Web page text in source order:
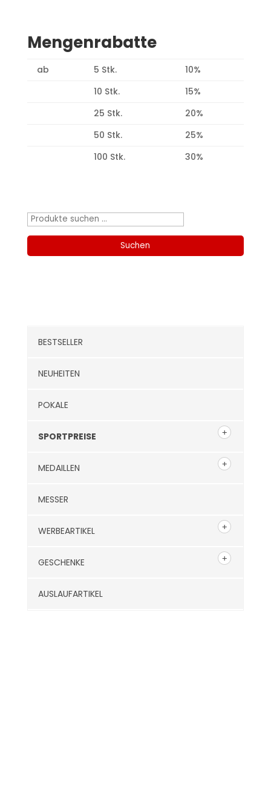
Mengenrabatte
ab 5 Stk.
10%
10 Stk.
15%
25 Stk.
20%
50 Stk.
25%
100 Stk.
30%
Suchen
Suchen
BESTSELLER
NEUHEITEN
POKALE
SPORTPREISE
MEDAILLEN
MESSER
WERBEARTIKEL
GESCHENKE
AUSLAUFARTIKEL